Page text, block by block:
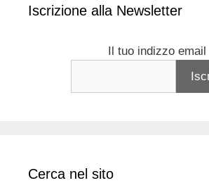
Iscrizione alla Newsletter
Il tuo indizzo email
Cerca nel sito